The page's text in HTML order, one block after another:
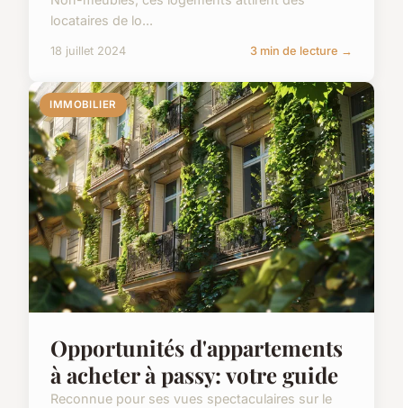
locataires de lo...
18 juillet 2024 3 min de lecture →
IMMOBILIER
Opportunités d'appartements
à acheter à passy: votre guide
Reconnue pour ses vues spectaculaires sur le